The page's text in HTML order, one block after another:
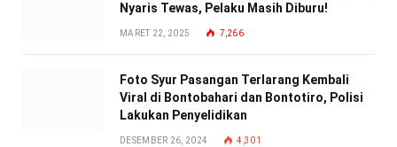
Nyaris Tewas, Pelaku Masih Diburu!
MARET 22, 2025 7,266
Foto Syur Pasangan Terlarang Kembali
Viral di Bontobahari dan Bontotiro, Polisi
Lakukan Penyelidikan
DESEMBER 26, 2024 4,301